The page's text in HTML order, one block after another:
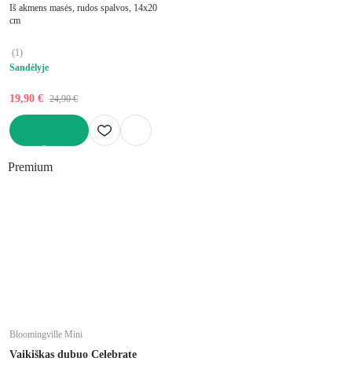
Iš akmens masės, rudos spalvos, 14x20
cm
(1)
Sandėlyje
19,90 € 24,90 €
Premium
Bloomingville Mini
Vaikiškas dubuo Celebrate